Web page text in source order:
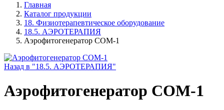
Главная
Каталог продукции
18. Физиотерапевтическое оборудование
18.5. АЭРОТЕРАПИЯ
Аэрофитогенератор СОМ-1
Назад в "18.5. АЭРОТЕРАПИЯ"
Аэрофитогенератор СОМ-1